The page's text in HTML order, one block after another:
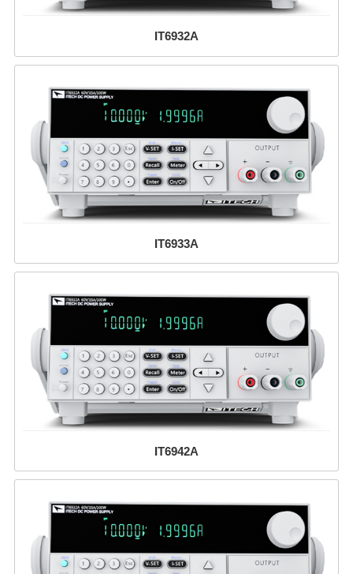
IT6932A
IT6933A
IT6942A